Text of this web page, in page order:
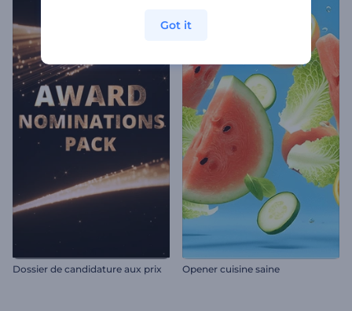
Dossier de candidature aux prix Opener cuisine saine
Got it